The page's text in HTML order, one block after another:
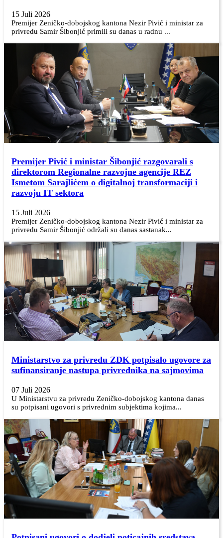
15 Juli 2026
Premijer Zeničko-dobojskog kantona Nezir Pivić i ministar za
privredu Samir Šibonjić primili su danas u radnu ...
Premijer Pivić i ministar Šibonjić razgovarali s
direktorom Regionalne razvojne agencije REZ
Ismetom Sarajlićem o digitalnoj transformaciji i
razvoju IT sektora
15 Juli 2026
Premijer Zeničko-dobojskog kantona Nezir Pivić i ministar za
privredu Samir Šibonjić održali su danas sastanak...
Ministarstvo za privredu ZDK potpisalo ugovore za
sufinansiranje nastupa privrednika na sajmovima
07 Juli 2026
U Ministarstvu za privredu Zeničko-dobojskog kantona danas
su potpisani ugovori s privrednim subjektima kojima...